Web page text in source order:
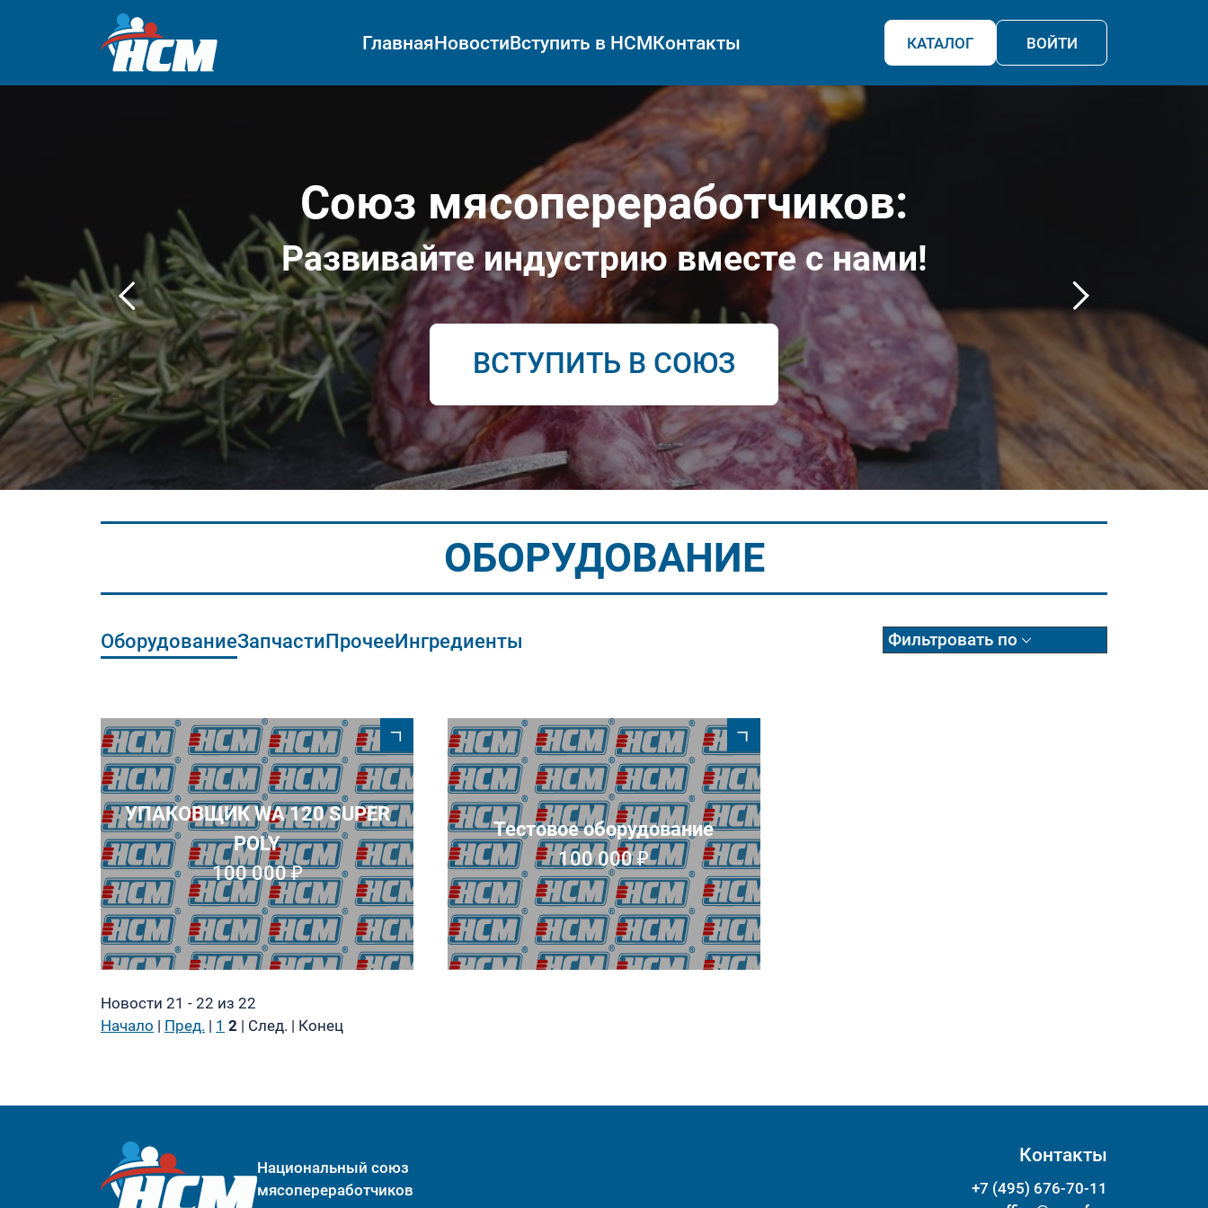
ГлавнаяНовостиВступить в НСМКонтакты КАТАЛОГ ВОЙТИ
Союз мясопереработчиков:
Развивайте индустрию вместе с нами!
ВСТУПИТЬ В СОЮЗ
ОБОРУДОВАНИЕ
ОборудованиеЗапчастиПрочееИнгредиенты Фильтровать по
УПАКОВЩИК WA 120 SUPER
POLY
100 000 ₽
Тестовое оборудование
100 000 ₽
Новости 21 - 22 из 22
Начало | Пред. | 1 2 | След. | Конец
Национальный союз
мясопереработчиков
Контакты
+7 (495) 676-70-11